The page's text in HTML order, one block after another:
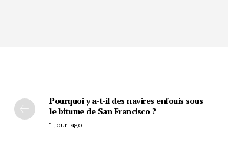
Pourquoi y a-t-il des navires enfouis sous
le bitume de San Francisco ?
1 jour ago